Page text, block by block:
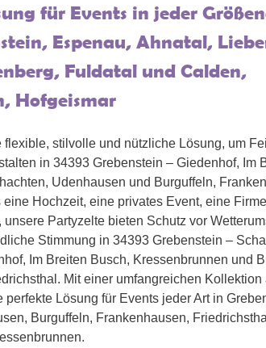
für Events in jeder
Espenau, Ahnatal,
Fuldatal und Calden,
Hofgeismar
flexible, stilvolle und nützliche Lösung, um
in 34393 Grebenstein – Giedenhof, Im
Udenhausen und Burguffeln,
eine Hochzeit, eine privates Event, eine
Partyzelte bieten Schutz vor
Stimmung in 34393 Grebenstein –
Im Breiten Busch, Kressenbrunnen und
Mit einer umfangreichen Kollektion
perfekte Lösung für Events jeder Art in
Burguffeln, Frankenhausen,